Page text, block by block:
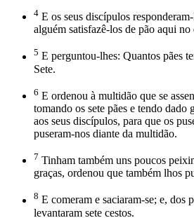
4 E os seus discípulos
alguém satisfazê-los de pão aqui no
5 E perguntou-lhes: Quantos pães
Sete.
6 E ordenou à multidão que se
tomando os sete pães e tendo dado
aos seus discípulos, para que os
puseram-nos diante da multidão.
7 Tinham também uns poucos
graças, ordenou que também lhos
8 E comeram e saciaram-se; e, dos
levantaram sete cestos.